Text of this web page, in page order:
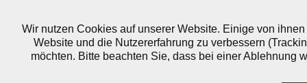
Wir nutzen Cookies auf unserer Website. Einige von
Website und die Nutzererfahrung zu verbessern
möchten. Bitte beachten Sie, dass bei einer Ablehnung